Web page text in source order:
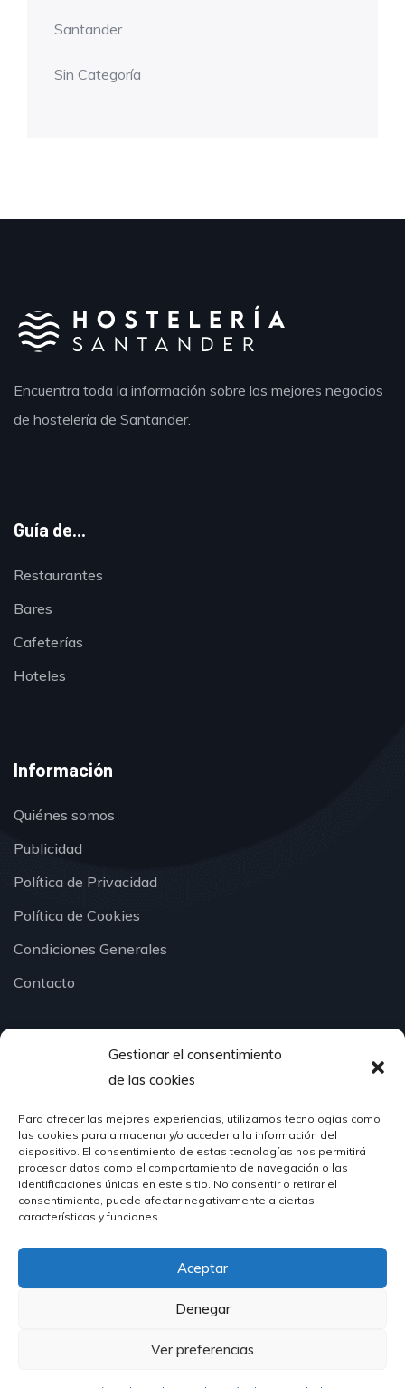
Gestionar el consentimiento
de las cookies
Para ofrecer las mejores experiencias, utilizamos tecnologías como
las cookies para almacenar y/o acceder a la información del
dispositivo. El consentimiento de estas tecnologías nos permitirá
procesar datos como el comportamiento de navegación o las
identificaciones únicas en este sitio. No consentir o retirar el
consentimiento, puede afectar negativamente a ciertas
características y funciones.
Aceptar
Denegar
Ver preferencias
Santander
Sin Categoría
Encuentra toda la información sobre los mejores negocios
de hostelería de Santander.
Guía de...
Restaurantes
Bares
Cafeterías
Hoteles
Información
Quiénes somos
Publicidad
Política de Privacidad
Política de Cookies
Condiciones Generales
Contacto
¿Hablamos?
624 51 12 10
info@hosteleriasantander.com
© 2026 Hostelería Santander | Powered byDIGIDISA